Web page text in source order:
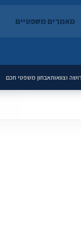
מאמרים משפטיים
וצוואותאבחון משפטי חכם